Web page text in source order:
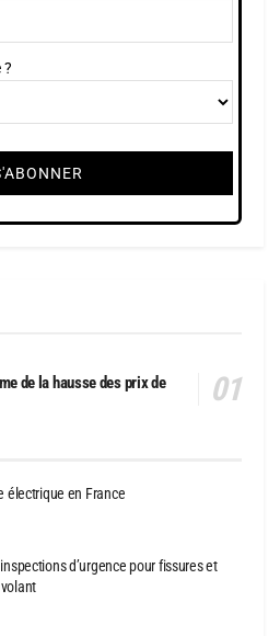
?
de la hausse des prix de
électrique en France
d’urgence pour fissures et